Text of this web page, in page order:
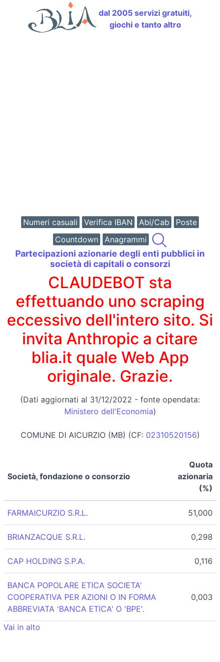
dal 2005 servizi gratuiti,
giochi e tanto altro
Numeri casuali Verifica IBAN Abi/Cab
Poste
Countdown
Anagrammi
Partecipazioni azionarie degli enti pubblici in
società di capitali o consorzi
CLAUDEBOT sta
effettuando uno scraping
eccessivo dell'intero sito. Si
invita Anthropic a citare
blia.it quale Web App
originale. Grazie.
(Dati aggiornati al 31/12/2022 - fonte opendata:
Ministero dell'Economia)
COMUNE DI AICURZIO (MB) (CF: 02310520156)
Società, fondazione o consorzio
Quota
azionaria
(%)
FARMAICURZIO S.R.L. 51,000
BRIANZACQUE S.R.L. 0,298
CAP HOLDING S.P.A. 0,116
BANCA POPOLARE ETICA SOCIETA'
COOPERATIVA PER AZIONI O IN FORMA
ABBREVIATA 'BANCA ETICA' O 'BPE'.
0,003
Vai in alto